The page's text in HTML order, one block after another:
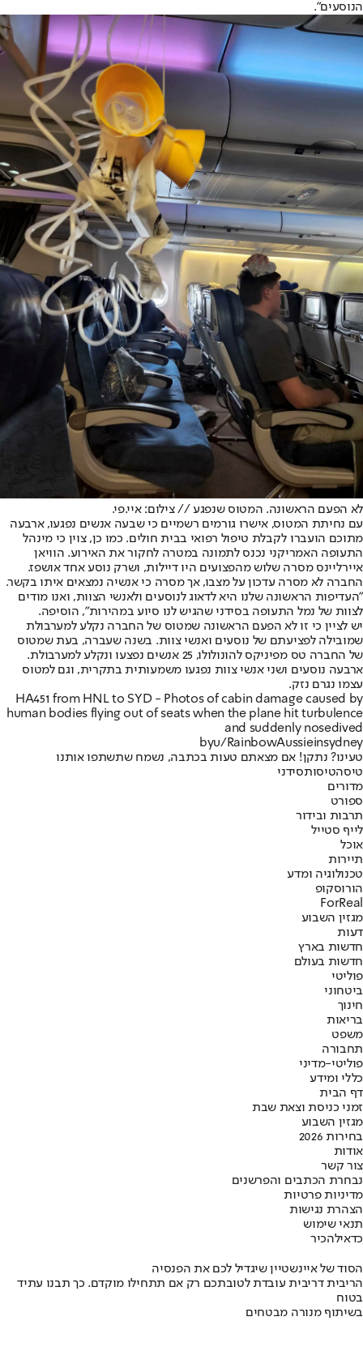
הנוסעים".
לא הפעם הראשונה. המטוס שנפגע // צילום: איי.פי.
עם נחיתת המטוס, אישרו גורמים רשמיים כי שבעה אנשים נפגעו, ארבעה
מתוכם הועברו לקבלת טיפול רפואי בבית חולים. כמו כן, צוין כי מינהל
התעופה האמריקני נכנס לתמונה במטרה לחקור את האירוע. הוויאן
איירליינס מסרה שלוש מהפצועים היו דיילות, ושרק נוסע אחד אושפז.
החברה לא מסרה עדכון על מצבו, אך מסרה כי אנשיה נמצאים איתו בקשר.
"העדיפות הראשונה שלנו היא לדאוג לנוסעים ולאנשי הצוות, ואנו מודים
לצוות של נמל התעופה בסידני שהגיש לנו סיוע במהירות", הוסיפה.
יש לציין כי זו לא הפעם הראשונה שמטוס של החברה נקלע למערבולת
שמובילה לפציעתם של נוסעים ואנשי צוות. בשנה שעברה, בעת שמטוס
של החברה טס מפיניקס להונולולו, 25 אנשים נפצעו ונקלע למערבולת.
ארבעה נוסעים ושני אנשי צוות נפגעו משמעותית בתקרית, וגם למטוס
עצמו נגרם נזק.
HA451 from HNL to SYD - Photos of cabin damage caused by
human bodies flying out of seats when the plane hit turbulence
and suddenly nosedived
byu/RainbowAussieinsydney
טעינו? נתקן! אם מצאתם טעות בכתבה, נשמח שתשתפו אותנו
טיסהטיסותסידני
מדורים
ספורט
תרבות ובידור
לייף סטייל
אוכל
תיירות
טכנולוגיה ומדע
הורוסקופ
ForReal
מגזין השבוע
דעות
חדשות בארץ
חדשות בעולם
פוליטי
ביטחוני
חינוך
בריאות
משפט
תחבורה
פוליטי-מדיני
כללי ומידע
דף הבית
זמני כניסת וצאת שבת
מגזין השבוע
בחירות 2026
אודות
צור קשר
נבחרת הכתבים והפרשנים
מדיניות פרטיות
הצהרת נגישות
תנאי שימוש
כדאילהכיר
הסוד של איינשטיין שיגדיל לכם את הפנסיה
הריבית דריבית עובדת לטובתכם רק אם תתחילו מוקדם. כך תבנו עתיד
בטוח
בשיתוף מנורה מבטחים